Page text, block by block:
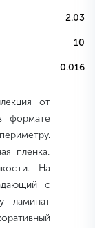
2.03
10
0.016
от
формате
пленка,
На
с
ламинат